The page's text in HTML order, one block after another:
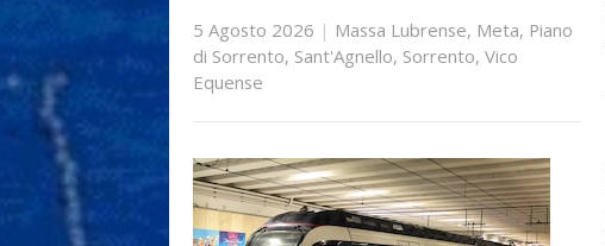
5 Agosto 2026 | Massa Lubrense, Meta, Piano
di Sorrento, Sant'Agnello, Sorrento, Vico
Equense